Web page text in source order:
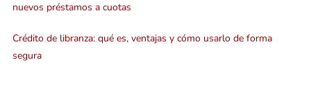
nuevos préstamos a cuotas
Crédito de libranza: qué es, ventajas y cómo usarlo de forma
segura